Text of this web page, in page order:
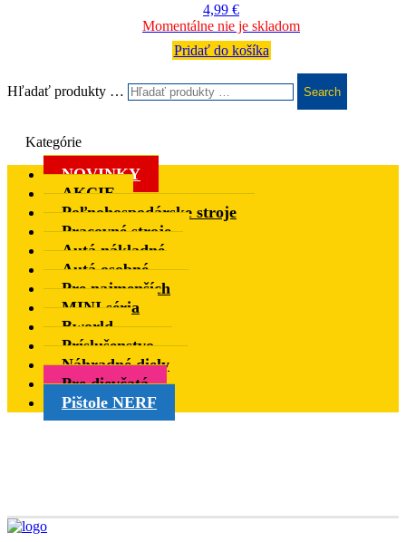
4,99 €
Momentálne nie je skladom
Pridať do košíka
Hľadať produkty … Search
Kategórie
NOVINKY
AKCIE
Poľnohospodárske stroje
Pracovné stroje
Autá nákladné
Autá osobné
Pre najmenších
MINI séria
Bworld
Príslušenstvo
Náhradné diely
Pre dievčatá
Pištole NERF